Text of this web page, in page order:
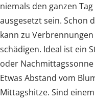
niemals den ganzen
ausgesetzt sein. Schon
kann zu
schädigen. Ideal ist ein
oder
Etwas Abstand vom
Mittagshitze. Sind